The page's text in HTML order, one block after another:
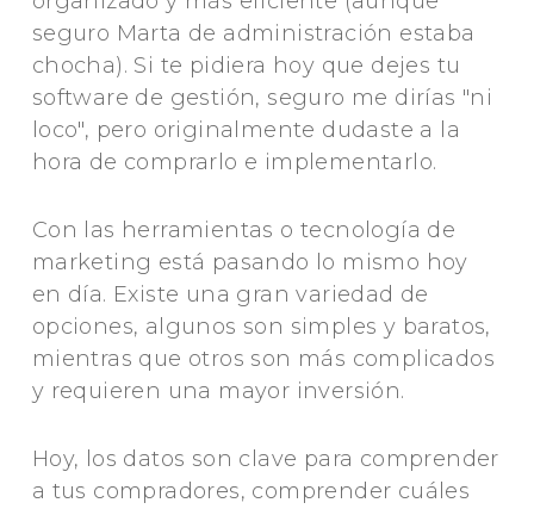
seguro Marta de administración estaba
chocha). Si te pidiera hoy que dejes tu
software de gestión, seguro me dirías "ni
loco", pero originalmente dudaste a la
hora de comprarlo e implementarlo.
Con las herramientas o tecnología de
marketing está pasando lo mismo hoy
en día. Existe una gran variedad de
opciones, algunos son simples y baratos,
mientras que otros son más complicados
y requieren una mayor inversión.
Hoy, los datos son clave para comprender
a tus compradores, comprender cuáles